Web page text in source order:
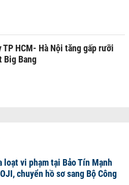
TP HCM- Hà Nội tăng gấp rưỡi
Big Bang
loạt vi phạm tại Bảo Tín Mạnh
chuyển hồ sơ sang Bộ Công